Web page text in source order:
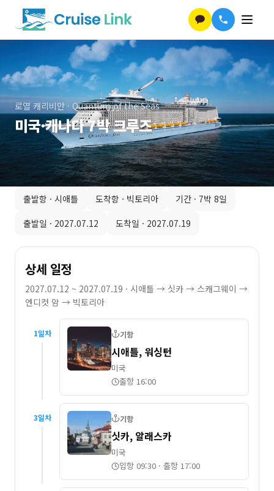
로열 캐리비안 · Quantum of the Seas
미국·캐나다 7박 크루즈
출발항 · 시애틀 도착항 · 빅토리아 기간 · 7박 8일
출발일 · 2027.07.12 도착일 · 2027.07.19
상세 일정
2027.07.12 ~ 2027.07.19 · 시애틀 → 싯카 → 스캐그웨이 →
엔디컷 암 → 빅토리아
1일차 기항
시애틀, 워싱턴
미국
출항 16:00
3일차 기항
싯카, 알래스카
미국
입항 09:30 · 출항 17:00